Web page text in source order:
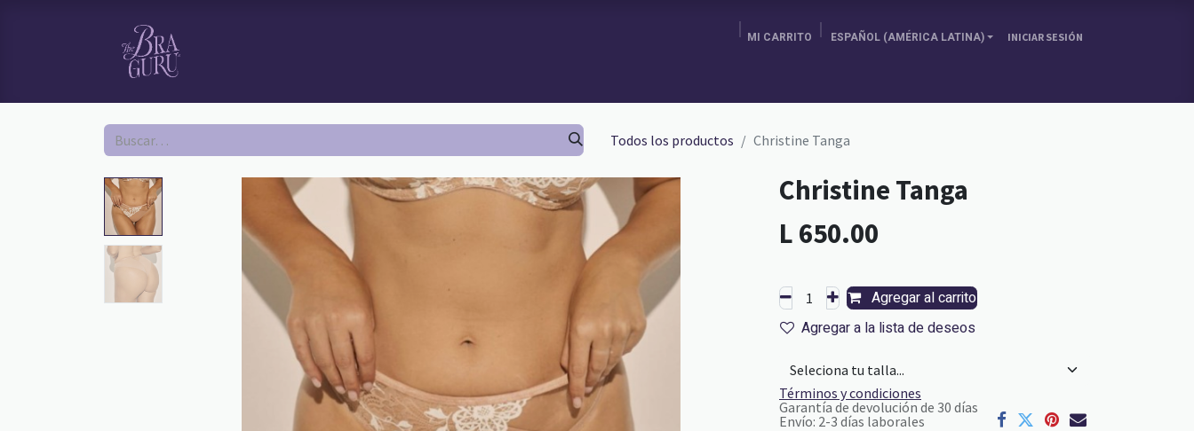
MI CARRITO ESPAÑOL (AMÉRICA LATINA) INICIAR SESIÓN
Todos los productos Christine Tanga
Christine Tanga
L 650.00
Agregar al carrito
Agregar a la lista de deseos
Términos y condiciones
Garantía de devolución de 30 días
Envío: 2-3 días laborales